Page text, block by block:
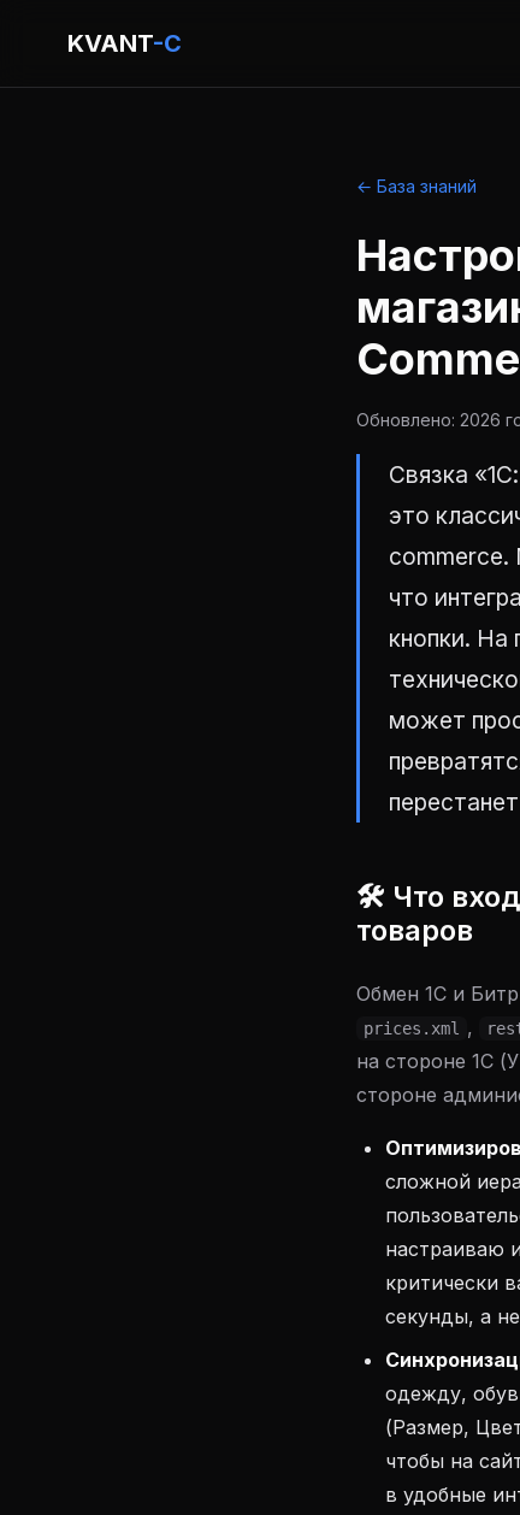
KVANT-C
← База знаний
Обновлено: 2026
Связка
это
commerce.
что
кнопки. На
может
🛠 Что
товаров
Обмен 1С и
prices.xml ,
на стороне 1С
стороне
сложной
настраиваю
критически
секунды, а
одежду,
(Размер,
чтобы на
в удобные